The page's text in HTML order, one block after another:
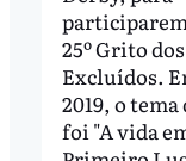
25º Grito dos
Excluídos.
2019, o tema
foi "A vida